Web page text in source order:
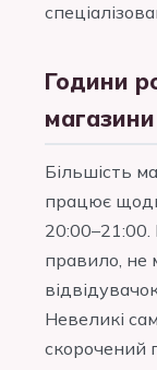
Години
Більшість
працює
20:00–21:00.
правило, не
Невеликі
скорочений